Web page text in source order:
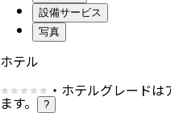
設備サービス
写真
ホテル
・ホテルグレード
ます。 ?